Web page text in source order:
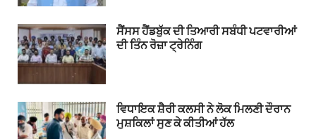
ਸੈਂਸਸ ਹੈਂਡਬੁੱਕ ਦੀ ਤਿਆਰੀ ਸਬੰਧੀ ਪਟਵਾਰੀਆਂ
ਦੀ ਤਿੰਨ ਰੋਜ਼ਾ ਟ੍ਰੇਨਿੰਗ
ਵਿਧਾਇਕ ਸ਼ੈਰੀ ਕਲਸੀ ਨੇ ਲੋਕ ਮਿਲਣੀ ਦੌਰਾਨ
ਮੁਸ਼ਕਿਲਾਂ ਸੁਣ ਕੇ ਕੀਤੀਆਂ ਹੱਲ